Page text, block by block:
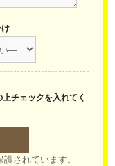
チェックを入れてく
されています。